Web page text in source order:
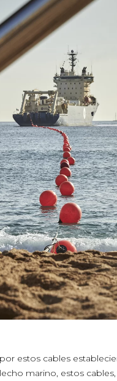
estos cables
marino, estos